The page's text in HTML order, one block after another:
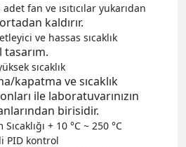
fan ve ısıtıcılar yukarıdan
ortadan kaldırır.
ve hassas sıcaklık
sıcaklık
kapatma ve sıcaklık
ile laboratuvarınızın
birisidir.
+ 10 °C ~ 250 °C
PID kontrol